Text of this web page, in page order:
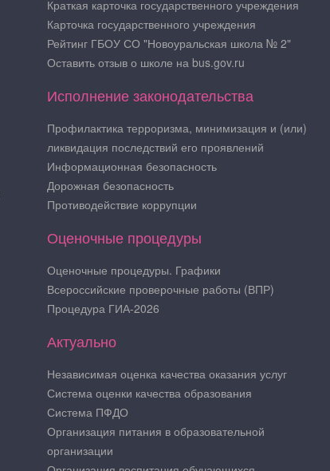
Краткая карточка государственного учреждения
Карточка государственного учреждения
Рейтинг ГБОУ СО "Новоуральская школа № 2"
Оставить отзыв о школе на bus.gov.ru
Исполнение законодательства
Профилактика терроризма, минимизация и (или)
ликвидация последствий его проявлений
Информационная безопасность
Дорожная безопасность
Противодействие коррупции
Оценочные процедуры
Оценочные процедуры. Графики
Всероссийские проверочные работы (ВПР)
Процедура ГИА-2026
Актуально
Независимая оценка качества оказания услуг
Система оценки качества образования
Система ПФДО
Организация питания в образовательной
организации